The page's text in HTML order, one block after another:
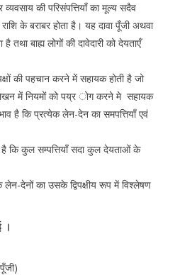
की परिसंपत्तियाँ का मूल्य सदैव
राशि के बराबर होता है। यह दावा पूँजी अथवा
तथा बाह्य लोगों की दावेदारी को देयताएँ
की पहचान करने में सहायक होती है जो
में नियमों को पय्र ोग करने मे सहायक
है कि प्रत्येक लेन-देन का समपत्तियाँ एवं
कि कुल सम्पत्तियाँ सदा कुल देयताओं के
देनों का उसके द्विपक्षीय रूप में विश्लेषण
।